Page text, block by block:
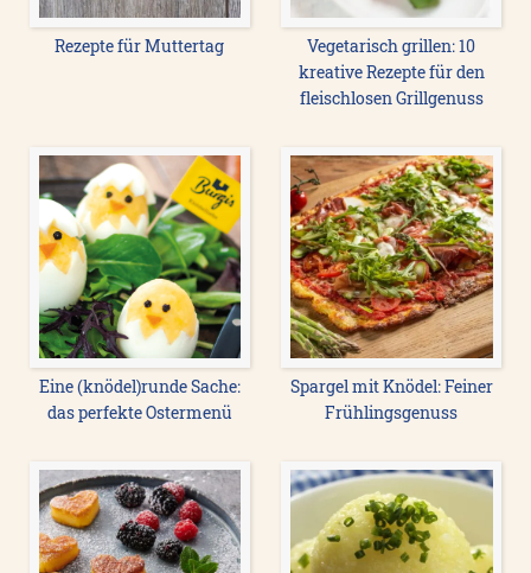
Rezepte für Muttertag
Vegetarisch grillen: 10
kreative Rezepte für den
fleischlosen Grillgenuss
Eine (knödel)runde Sache:
das perfekte Ostermenü
Spargel mit Knödel: Feiner
Frühlingsgenuss